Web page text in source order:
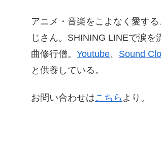
アニメ・音楽をこよなく愛す
じさん。SHINING LINEで涙を
曲修行僧。 Youtube、 Sound
と供養している。
お問い合わせはこちら より。